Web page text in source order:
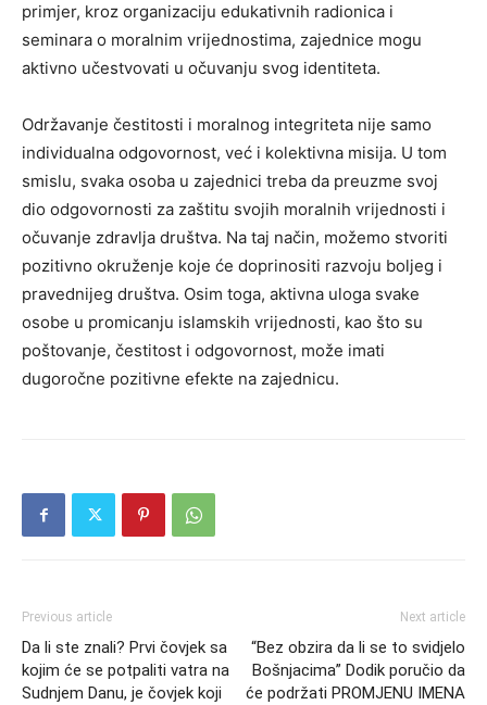
primjer, kroz organizaciju edukativnih radionica i
seminara o moralnim vrijednostima, zajednice mogu
aktivno učestvovati u očuvanju svog identiteta.
Održavanje čestitosti i moralnog integriteta nije samo
individualna odgovornost, već i kolektivna misija. U tom
smislu, svaka osoba u zajednici treba da preuzme svoj
dio odgovornosti za zaštitu svojih moralnih vrijednosti i
očuvanje zdravlja društva. Na taj način, možemo stvoriti
pozitivno okruženje koje će doprinositi razvoju boljeg i
pravednijeg društva. Osim toga, aktivna uloga svake
osobe u promicanju islamskih vrijednosti, kao što su
poštovanje, čestitost i odgovornost, može imati
dugoročne pozitivne efekte na zajednicu.
Previous article
Da li ste znali? Prvi čovjek sa
kojim će se potpaliti vatra na
Sudnjem Danu, je čovjek koji
Next article
“Bez obzira da li se to svidjelo
Bošnjacima” Dodik poručio da
će podržati PROMJENU IMENA